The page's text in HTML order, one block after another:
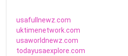
usafullnewz.com
uktimenetwork.com
usaworldnewz.com
todayusaexplore.com